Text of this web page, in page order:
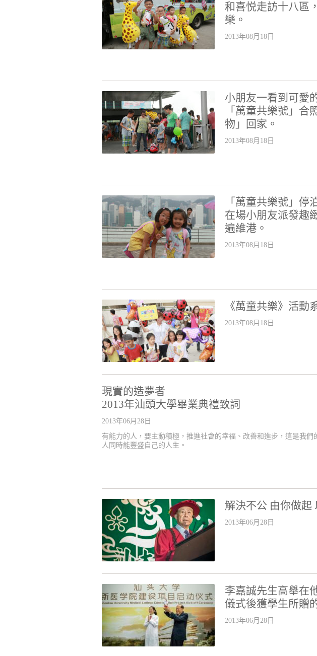
和喜悦走訪十八區
樂。
2013年08月18日
小朋友一看到可愛
「萬童共樂號」合
物」回家。
2013年08月18日
「萬童共樂號」停
在場小朋友派發趣
遍維港。
2013年08月18日
《萬童共樂》活動
2013年08月18日
現實的造夢者
2013年汕頭大學畢業典禮致詞
2013年06月28日
有能力的人，要主動積極，推進社會的幸福、改善和進步，這是我們
人同時能豐盛自己的人生。
解決不公 由你做起
2013年06月28日
李嘉誠先生高舉在
儀式後獲學生所贈
2013年06月28日